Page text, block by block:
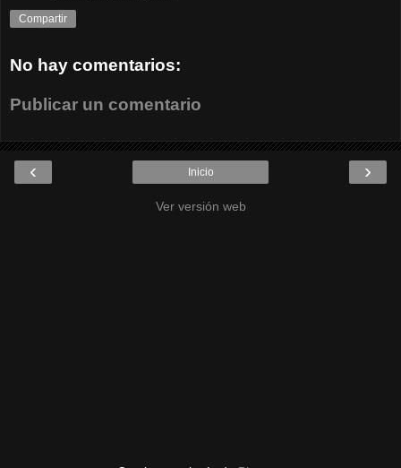
Compartir
No hay comentarios:
Publicar un comentario
‹ ›
Inicio
Ver versión web